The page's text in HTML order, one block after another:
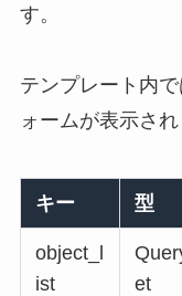
す。
テンプレート内
ォームが表示され
キー 型
object_l
ist
et